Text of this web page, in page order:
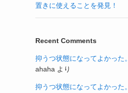
置きに使えることを発見！
Recent Comments
抑うつ状態になってよかった。
ahaha より
抑うつ状態になってよかった。